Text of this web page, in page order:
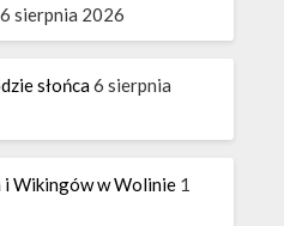
6 sierpnia 2026
słońca6 sierpnia
i Wikingów w Wolinie 1